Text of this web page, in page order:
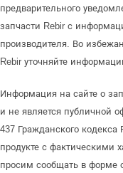
предварительного
запчасти Rebir с
производителя. Во
Rebir уточняйте
Информация на сайте о
и не является публичной
437 Гражданского
продукте с фактическими
просим сообщать в форме